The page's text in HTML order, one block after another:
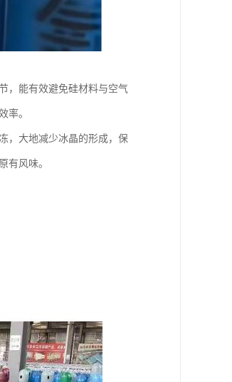
，能有效避免硅材料与空气
率。​
，大地减少冰晶的形成，保
有风味。​